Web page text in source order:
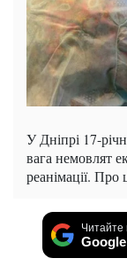
У Дніпрі 17-
вага немовлят
реанімації.
Читайте